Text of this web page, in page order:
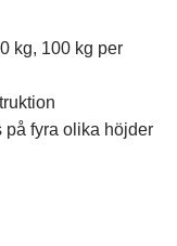
kg, 100 kg per
fyra olika höjder